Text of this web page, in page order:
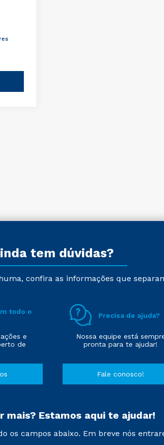
tem dúvidas?
confira as informações que
todo o
e
de
Precisa de ajuda?
Nossa equipe está
pronta para te ajudar!
Fale conosco!
mais? Estamos aqui te ajudar!
os campos abaixo. Em breve nós